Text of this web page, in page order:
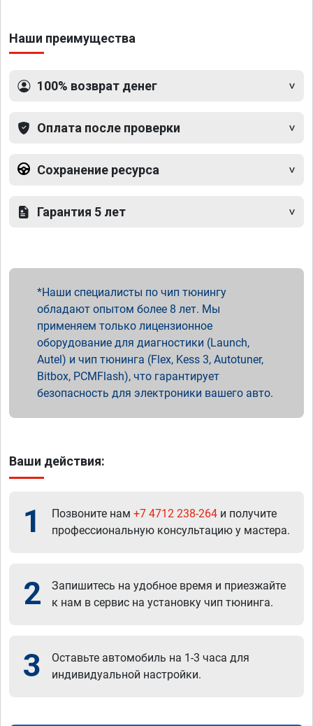
Наши преимущества
100% возврат денег
Оплата после проверки
Сохранение ресурса
Гарантия 5 лет
Наши специалисты по чип тюнингу
обладают опытом более 8 лет. Мы
применяем только лицензионное
оборудование для диагностики (Launch,
Autel) и чип тюнинга (Flex, Kess 3, Autotuner,
Bitbox, PCMFlash), что гарантирует
безопасность для электроники вашего авто.
Ваши действия:
1 Позвоните нам +7 4712 238-264 и получите
профессиональную консультацию у мастера.
2
Запишитесь на удобное время и приезжайте
к нам в сервис на установку чип тюнинга.
3
Оставьте автомобиль на 1-3 часа для
индивидуальной настройки.